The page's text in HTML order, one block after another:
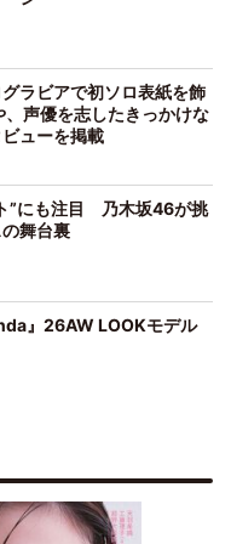
ラビアで初ソロ表紙を飾
声優を志したきっかけな
ューを掲載
”にも注目 乃木坂46が挑
舞台裏
』26AW LOOKモデル